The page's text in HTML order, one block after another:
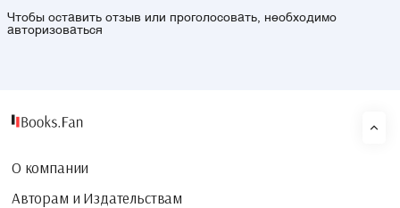
Чтобы оставить отзыв или проголосовать, необходимо
авторизоваться
О компании
Авторам и Издательствам